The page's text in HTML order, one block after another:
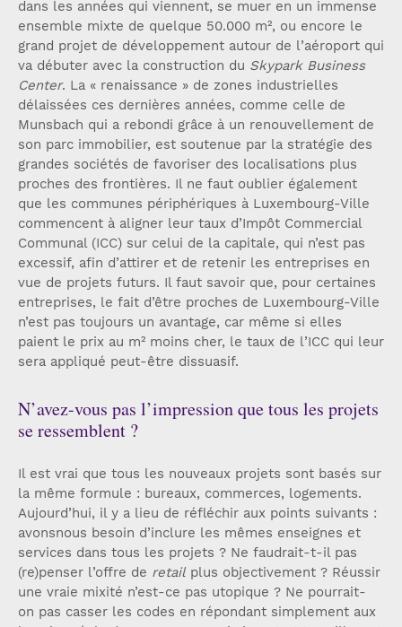
dans les années qui viennent, se muer en un immense
ensemble mixte de quelque 50.000 m², ou encore le
grand projet de développement autour de l’aéroport qui
va débuter avec la construction du Skypark Business
Center. La « renaissance » de zones industrielles
délaissées ces dernières années, comme celle de
Munsbach qui a rebondi grâce à un renouvellement de
son parc immobilier, est soutenue par la stratégie des
grandes sociétés de favoriser des localisations plus
proches des frontières. Il ne faut oublier également
que les communes périphériques à Luxembourg-Ville
commencent à aligner leur taux d’Impôt Commercial
Communal (ICC) sur celui de la capitale, qui n’est pas
excessif, afin d’attirer et de retenir les entreprises en
vue de projets futurs. Il faut savoir que, pour certaines
entreprises, le fait d’être proches de Luxembourg-Ville
n’est pas toujours un avantage, car même si elles
paient le prix au m² moins cher, le taux de l’ICC qui leur
sera appliqué peut-être dissuasif.
N’avez-vous pas l’impression que tous les projets
se ressemblent ?
Il est vrai que tous les nouveaux projets sont basés sur
la même formule : bureaux, commerces, logements.
Aujourd’hui, il y a lieu de réfléchir aux points suivants :
avonsnous besoin d’inclure les mêmes enseignes et
services dans tous les projets ? Ne faudrait-t-il pas
(re)penser l’offre de retail plus objectivement ? Réussir
une vraie mixité n’est-ce pas utopique ? Ne pourrait-
on pas casser les codes en répondant simplement aux